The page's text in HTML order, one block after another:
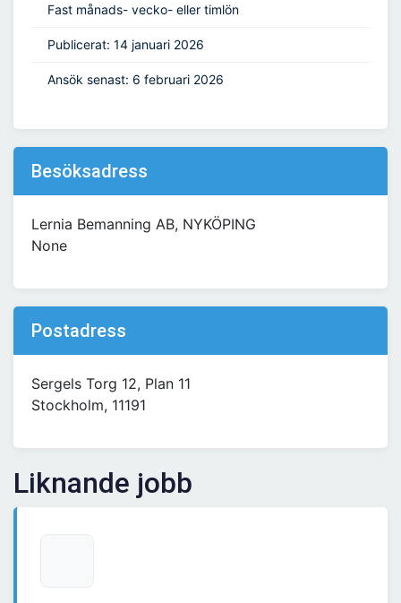
Fast månads- vecko- eller timlön
Publicerat: 14 januari 2026
Ansök senast: 6 februari 2026
Besöksadress
Lernia Bemanning AB, NYKÖPING
None
Postadress
Sergels Torg 12, Plan 11
Stockholm, 11191
Liknande jobb